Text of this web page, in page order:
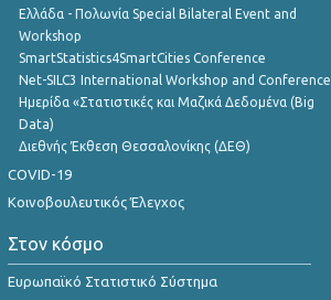
Ελλάδα - Πολωνία Special Bilateral Event and
Workshop
SmartStatistics4SmartCities Conference
Net-SILC3 International Workshop and Conference
Ημερίδα «Στατιστικές και Μαζικά Δεδομένα (Big
Data)
Διεθνής Έκθεση Θεσσαλονίκης (ΔΕΘ)
COVID-19
Κοινοβουλευτικός Έλεγχος
Στον κόσμο
Ευρωπαϊκό Στατιστικό Σύστημα